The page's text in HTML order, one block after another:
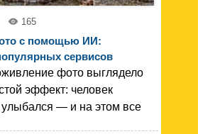
165
с помощью ИИ:
сервисов
фото выглядело
эффект: человек
улыбался — и на этом все